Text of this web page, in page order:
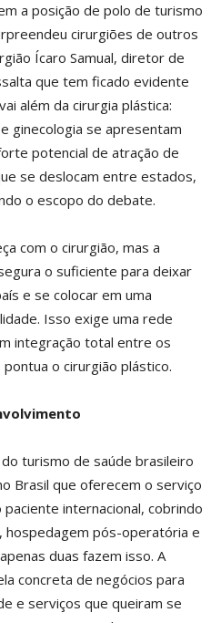
a posição de polo de turismo
cirurgiões de outros
Ícaro Samual, diretor de
que tem ficado evidente
além da cirurgia plástica:
ginecologia se apresentam
potencial de atração de
se deslocam entre estados,
o escopo do debate.
com o cirurgião, mas a
o suficiente para deixar
e se colocar em uma
Isso exige uma rede
integração total entre os
o cirurgião plástico.
turismo de saúde brasileiro
Brasil que oferecem o serviço
internacional, cobrindo
pós-operatória e
duas fazem isso. A
concreta de negócios para
e serviços que queiram se